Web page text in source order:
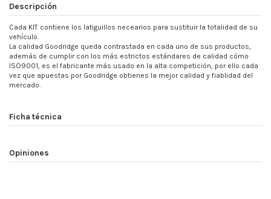
Descripción
Cada KIT contiene los latiguillos necearios para sustituir la totalidad de su
vehículo.
La calidad Goodridge queda contrastada en cada uno de sus productos,
además de cumplir con los más estrictos estándares de calidad cómo
ISO9001, es el fabricante más usado en la alta competición, por ello cada
vez que apuestas por Goodridge obtienes la mejor calidad y fiablidad del
mercado.
Ficha técnica
Opiniones